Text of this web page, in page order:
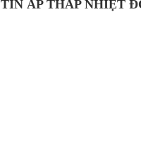
TIN ÁP THẤP NHIỆT